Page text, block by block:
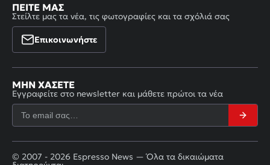
ΠΕΊΤΕ ΜΑΣ
Στείλτε μας τα νέα, τις φωτογραφίες και τα σχόλιά σας
Επικοινωνήστε
ΜΗΝ ΧΆΣΕΤΕ
Εγγραφείτε στο newsletter και μάθετε πρώτοι τα νέα
© 2007 - 2026 Espresso News — Όλα τα δικαιώματα